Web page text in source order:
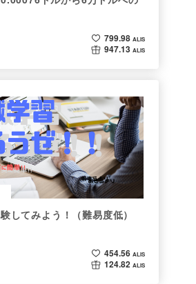
799.98 ALIS
947.13 ALIS
してみよう！（難易度低）
454.56 ALIS
124.82 ALIS